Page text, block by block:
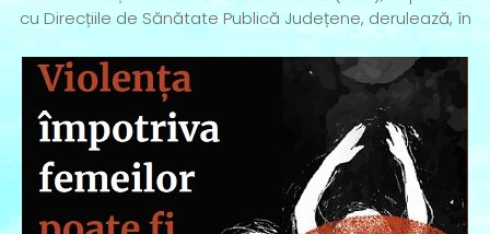
cu Direcțiile de Sănătate Publică Județene, derulează, în